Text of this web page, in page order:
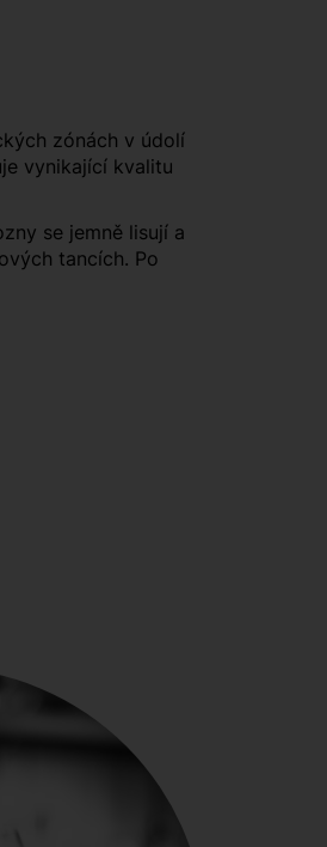
zónách v údolí
vynikající kvalitu
se jemně lisují a
tancích. Po